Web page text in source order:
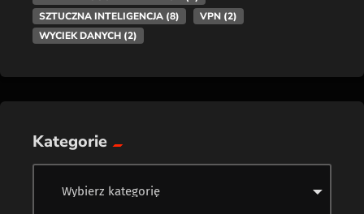
SZTUCZNA INTELIGENCJA (8) VPN (2)
WYCIEK DANYCH (2)
Kategorie